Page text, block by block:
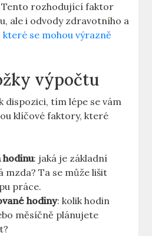
Tento rozhodující faktor
ale i odvody zdravotního a
které se mohou výrazně
výpočtu
dispozici, tím lépe se vám
klíčové faktory, které
hodinu: jaká je základní
mzda? Ta se může lišit
práce.
hodiny: kolik hodin
měsíčně plánujete